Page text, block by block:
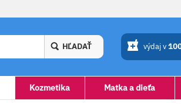
HĽADAŤ výdaj v
Kozmetika Matka a dieťa